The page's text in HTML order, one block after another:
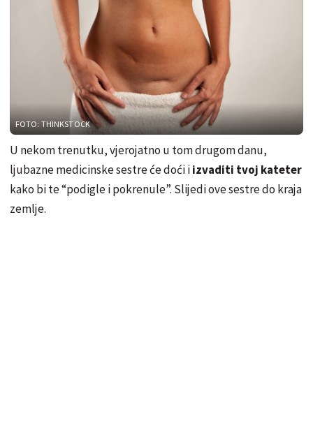
FOTO: THINKSTOCK
U nekom trenutku, vjerojatno u tom drugom danu,
ljubazne medicinske sestre će doći iizvaditi tvoj kateter
kako bi te “podigle i pokrenule”. Slijedi ove sestre do kraja
zemlje.